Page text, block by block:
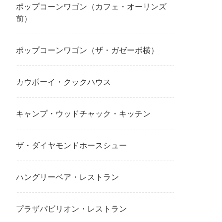
ポップコーンワゴン（カフェ・オーリンズ
前）
ポップコーンワゴン（ザ・ガゼーボ横）
カウボーイ・クックハウス
キャンプ・ウッドチャック・キッチン
ザ・ダイヤモンドホースシュー
ハングリーベア・レストラン
プラザパビリオン・レストラン